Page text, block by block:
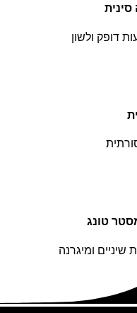
דופק ולשון
טונג
שיניים ומיגרנה